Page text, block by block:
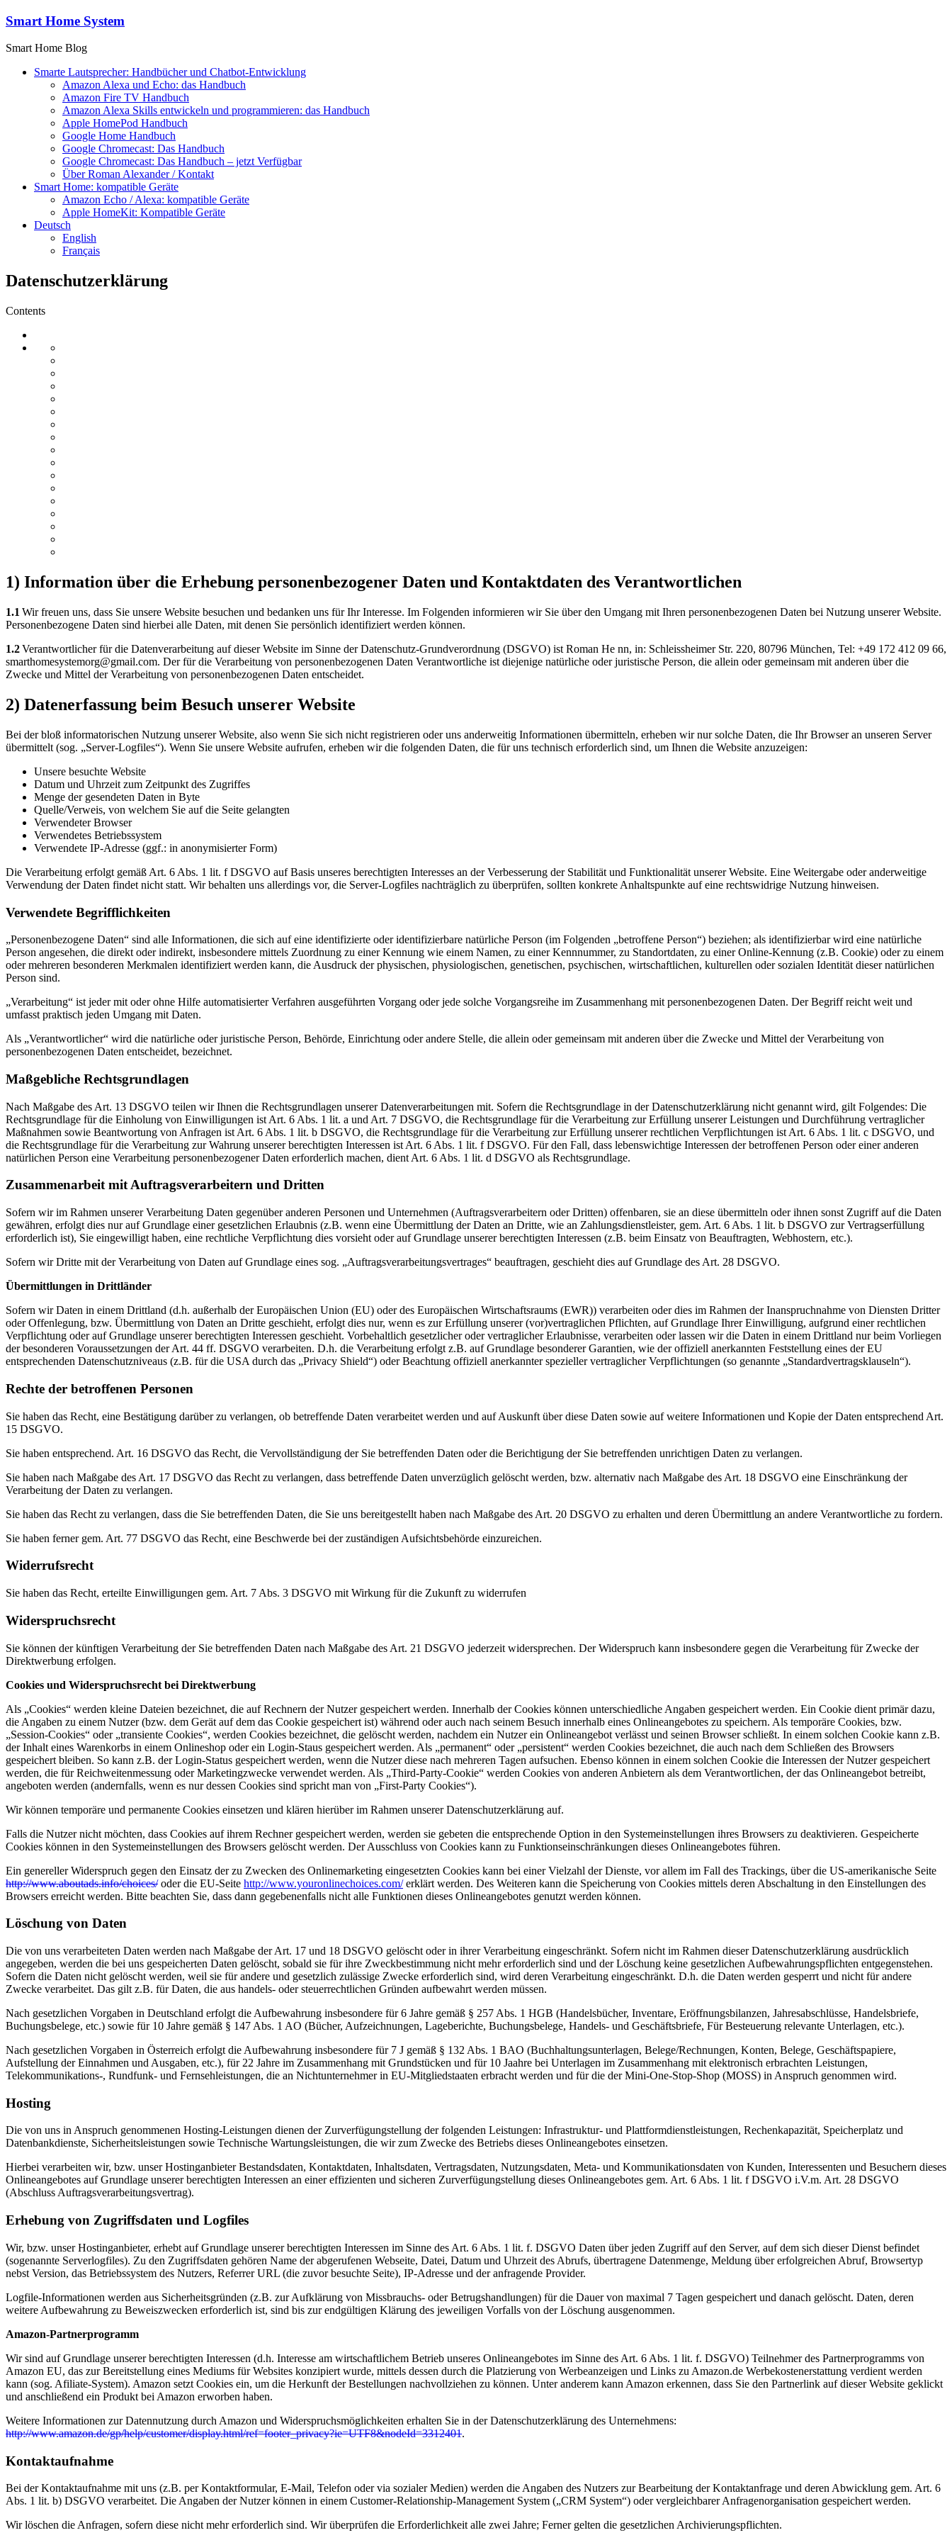
Zum
springen
Smart Home System
Smart Home Blog
Smarte Lautsprecher: Handbücher und Chatbot-Entwicklung
Amazon Alexa und Echo: das Handbuch
Amazon Fire TV Handbuch
Amazon Alexa Skills entwickeln und programmieren: das Handbuch
Apple HomePod Handbuch
Google Home Handbuch
Google Chromecast: Das Handbuch
Google Chromecast: Das Handbuch – jetzt Verfügbar
Über Roman Alexander / Kontakt
Smart Home: kompatible Geräte
Amazon Echo / Alexa: kompatible Geräte
Apple HomeKit: Kompatible Geräte
Deutsch
English
Français
Datenschutzerklärung
Contents
1) Information über die Erhebung personenbezogener Daten und Kontaktdaten des Verantwortlichen
1.1 Wir freuen uns, dass Sie unsere Website besuchen und bedanken uns für Ihr Interesse. Im Folgenden informieren wir Sie über den Umgang mit Ihren personenbezogenen Daten bei Nutzung unserer Website.
Personenbezogene Daten sind hierbei alle Daten, mit denen Sie persönlich identifiziert werden können.
1.2Verantwortlicher für die Datenverarbeitung auf dieser Website im Sinne der Datenschutz-Grundverordnung (DSGVO) ist Roman He nn, in: Schleissheimer Str. 220, 80796 München, Tel: +49 172 412 09 66,
smarthomesystemorg@gmail.com. Der für die Verarbeitung von personenbezogenen Daten Verantwortliche ist diejenige natürliche oder juristische Person, die allein oder gemeinsam mit anderen über die
Zwecke und Mittel der Verarbeitung von personenbezogenen Daten entscheidet.
2) Datenerfassung beim Besuch unserer Website
Bei der bloß informatorischen Nutzung unserer Website, also wenn Sie sich nicht registrieren oder uns anderweitig Informationen übermitteln, erheben wir nur solche Daten, die Ihr Browser an unseren Server
übermittelt (sog. „Server-Logfiles“). Wenn Sie unsere Website aufrufen, erheben wir die folgenden Daten, die für uns technisch erforderlich sind, um Ihnen die Website anzuzeigen:
Unsere besuchte Website
Datum und Uhrzeit zum Zeitpunkt des Zugriffes
Menge der gesendeten Daten in Byte
Quelle/Verweis, von welchem Sie auf die Seite gelangten
Verwendeter Browser
Verwendetes Betriebssystem
Verwendete IP-Adresse (ggf.: in anonymisierter Form)
Die Verarbeitung erfolgt gemäß Art. 6 Abs. 1 lit. f DSGVO auf Basis unseres berechtigten Interesses an der Verbesserung der Stabilität und Funktionalität unserer Website. Eine Weitergabe oder anderweitige
Verwendung der Daten findet nicht statt. Wir behalten uns allerdings vor, die Server-Logfiles nachträglich zu überprüfen, sollten konkrete Anhaltspunkte auf eine rechtswidrige Nutzung hinweisen.
Verwendete Begrifflichkeiten
„Personenbezogene Daten“ sind alle Informationen, die sich auf eine identifizierte oder identifizierbare natürliche Person (im Folgenden „betroffene Person“) beziehen; als identifizierbar wird eine natürliche
Person angesehen, die direkt oder indirekt, insbesondere mittels Zuordnung zu einer Kennung wie einem Namen, zu einer Kennnummer, zu Standortdaten, zu einer Online-Kennung (z.B. Cookie) oder zu einem
oder mehreren besonderen Merkmalen identifiziert werden kann, die Ausdruck der physischen, physiologischen, genetischen, psychischen, wirtschaftlichen, kulturellen oder sozialen Identität dieser natürlichen
Person sind.
„Verarbeitung“ ist jeder mit oder ohne Hilfe automatisierter Verfahren ausgeführten Vorgang oder jede solche Vorgangsreihe im Zusammenhang mit personenbezogenen Daten. Der Begriff reicht weit und
umfasst praktisch jeden Umgang mit Daten.
Als „Verantwortlicher“ wird die natürliche oder juristische Person, Behörde, Einrichtung oder andere Stelle, die allein oder gemeinsam mit anderen über die Zwecke und Mittel der Verarbeitung von
personenbezogenen Daten entscheidet, bezeichnet.
Maßgebliche Rechtsgrundlagen
Nach Maßgabe des Art. 13 DSGVO teilen wir Ihnen die Rechtsgrundlagen unserer Datenverarbeitungen mit. Sofern die Rechtsgrundlage in der Datenschutzerklärung nicht genannt wird, gilt Folgendes: Die
Rechtsgrundlage für die Einholung von Einwilligungen ist Art. 6 Abs. 1 lit. a und Art. 7 DSGVO, die Rechtsgrundlage für die Verarbeitung zur Erfüllung unserer Leistungen und Durchführung vertraglicher
Maßnahmen sowie Beantwortung von Anfragen ist Art. 6 Abs. 1 lit. b DSGVO, die Rechtsgrundlage für die Verarbeitung zur Erfüllung unserer rechtlichen Verpflichtungen ist Art. 6 Abs. 1 lit. c DSGVO, und
die Rechtsgrundlage für die Verarbeitung zur Wahrung unserer berechtigten Interessen ist Art. 6 Abs. 1 lit. f DSGVO. Für den Fall, dass lebenswichtige Interessen der betroffenen Person oder einer anderen
natürlichen Person eine Verarbeitung personenbezogener Daten erforderlich machen, dient Art. 6 Abs. 1 lit. d DSGVO als Rechtsgrundlage.
Zusammenarbeit mit Auftragsverarbeitern und Dritten
Sofern wir im Rahmen unserer Verarbeitung Daten gegenüber anderen Personen und Unternehmen (Auftragsverarbeitern oder Dritten) offenbaren, sie an diese übermitteln oder ihnen sonst Zugriff auf die Daten
gewähren, erfolgt dies nur auf Grundlage einer gesetzlichen Erlaubnis (z.B. wenn eine Übermittlung der Daten an Dritte, wie an Zahlungsdienstleister, gem. Art. 6 Abs. 1 lit. b DSGVO zur Vertragserfüllung
erforderlich ist), Sie eingewilligt haben, eine rechtliche Verpflichtung dies vorsieht oder auf Grundlage unserer berechtigten Interessen (z.B. beim Einsatz von Beauftragten, Webhostern, etc.).
Sofern wir Dritte mit der Verarbeitung von Daten auf Grundlage eines sog. „Auftragsverarbeitungsvertrages“ beauftragen, geschieht dies auf Grundlage des Art. 28 DSGVO.
Übermittlungen in Drittländer
Sofern wir Daten in einem Drittland (d.h. außerhalb der Europäischen Union (EU) oder des Europäischen Wirtschaftsraums (EWR)) verarbeiten oder dies im Rahmen der Inanspruchnahme von Diensten Dritter
oder Offenlegung, bzw. Übermittlung von Daten an Dritte geschieht, erfolgt dies nur, wenn es zur Erfüllung unserer (vor)vertraglichen Pflichten, auf Grundlage Ihrer Einwilligung, aufgrund einer rechtlichen
Verpflichtung oder auf Grundlage unserer berechtigten Interessen geschieht. Vorbehaltlich gesetzlicher oder vertraglicher Erlaubnisse, verarbeiten oder lassen wir die Daten in einem Drittland nur beim Vorliegen
der besonderen Voraussetzungen der Art. 44 ff. DSGVO verarbeiten. D.h. die Verarbeitung erfolgt z.B. auf Grundlage besonderer Garantien, wie der offiziell anerkannten Feststellung eines der EU
entsprechenden Datenschutzniveaus (z.B. für die USA durch das „Privacy Shield“) oder Beachtung offiziell anerkannter spezieller vertraglicher Verpflichtungen (so genannte „Standardvertragsklauseln“).
Rechte der betroffenen Personen
Sie haben das Recht, eine Bestätigung darüber zu verlangen, ob betreffende Daten verarbeitet werden und auf Auskunft über diese Daten sowie auf weitere Informationen und Kopie der Daten entsprechend Art.
15 DSGVO.
Sie haben entsprechend. Art. 16 DSGVO das Recht, die Vervollständigung der Sie betreffenden Daten oder die Berichtigung der Sie betreffenden unrichtigen Daten zu verlangen.
Sie haben nach Maßgabe des Art. 17 DSGVO das Recht zu verlangen, dass betreffende Daten unverzüglich gelöscht werden, bzw. alternativ nach Maßgabe des Art. 18 DSGVO eine Einschränkung der
Verarbeitung der Daten zu verlangen.
Sie haben das Recht zu verlangen, dass die Sie betreffenden Daten, die Sie uns bereitgestellt haben nach Maßgabe des Art. 20 DSGVO zu erhalten und deren Übermittlung an andere Verantwortliche zu fordern.
Sie haben ferner gem. Art. 77 DSGVO das Recht, eine Beschwerde bei der zuständigen Aufsichtsbehörde einzureichen.
Widerrufsrecht
Sie haben das Recht, erteilte Einwilligungen gem. Art. 7 Abs. 3 DSGVO mit Wirkung für die Zukunft zu widerrufen
Widerspruchsrecht
Sie können der künftigen Verarbeitung der Sie betreffenden Daten nach Maßgabe des Art. 21 DSGVO jederzeit widersprechen. Der Widerspruch kann insbesondere gegen die Verarbeitung für Zwecke der
Direktwerbung erfolgen.
Cookies und Widerspruchsrecht bei Direktwerbung
Als „Cookies“ werden kleine Dateien bezeichnet, die auf Rechnern der Nutzer gespeichert werden. Innerhalb der Cookies können unterschiedliche Angaben gespeichert werden. Ein Cookie dient primär dazu,
die Angaben zu einem Nutzer (bzw. dem Gerät auf dem das Cookie gespeichert ist) während oder auch nach seinem Besuch innerhalb eines Onlineangebotes zu speichern. Als temporäre Cookies, bzw.
„Session-Cookies“ oder „transiente Cookies“, werden Cookies bezeichnet, die gelöscht werden, nachdem ein Nutzer ein Onlineangebot verlässt und seinen Browser schließt. In einem solchen Cookie kann z.B.
der Inhalt eines Warenkorbs in einem Onlineshop oder ein Login-Staus gespeichert werden. Als „permanent“ oder „persistent“ werden Cookies bezeichnet, die auch nach dem Schließen des Browsers
gespeichert bleiben. So kann z.B. der Login-Status gespeichert werden, wenn die Nutzer diese nach mehreren Tagen aufsuchen. Ebenso können in einem solchen Cookie die Interessen der Nutzer gespeichert
werden, die für Reichweitenmessung oder Marketingzwecke verwendet werden. Als „Third-Party-Cookie“ werden Cookies von anderen Anbietern als dem Verantwortlichen, der das Onlineangebot betreibt,
angeboten werden (andernfalls, wenn es nur dessen Cookies sind spricht man von „First-Party Cookies“).
Wir können temporäre und permanente Cookies einsetzen und klären hierüber im Rahmen unserer Datenschutzerklärung auf.
Falls die Nutzer nicht möchten, dass Cookies auf ihrem Rechner gespeichert werden, werden sie gebeten die entsprechende Option in den Systemeinstellungen ihres Browsers zu deaktivieren. Gespeicherte
Cookies können in den Systemeinstellungen des Browsers gelöscht werden. Der Ausschluss von Cookies kann zu Funktionseinschränkungen dieses Onlineangebotes führen.
Ein genereller Widerspruch gegen den Einsatz der zu Zwecken des Onlinemarketing eingesetzten Cookies kann bei einer Vielzahl der Dienste, vor allem im Fall des Trackings, über die US-amerikanische Seite
http://www.aboutads.info/choices/oder die EU-Seite http://www.youronlinechoices.com/erklärt werden. Des Weiteren kann die Speicherung von Cookies mittels deren Abschaltung in den Einstellungen des
Browsers erreicht werden. Bitte beachten Sie, dass dann gegebenenfalls nicht alle Funktionen dieses Onlineangebotes genutzt werden können.
Löschung von Daten
Die von uns verarbeiteten Daten werden nach Maßgabe der Art. 17 und 18 DSGVO gelöscht oder in ihrer Verarbeitung eingeschränkt. Sofern nicht im Rahmen dieser Datenschutzerklärung ausdrücklich
angegeben, werden die bei uns gespeicherten Daten gelöscht, sobald sie für ihre Zweckbestimmung nicht mehr erforderlich sind und der Löschung keine gesetzlichen Aufbewahrungspflichten entgegenstehen.
Sofern die Daten nicht gelöscht werden, weil sie für andere und gesetzlich zulässige Zwecke erforderlich sind, wird deren Verarbeitung eingeschränkt. D.h. die Daten werden gesperrt und nicht für andere
Zwecke verarbeitet. Das gilt z.B. für Daten, die aus handels- oder steuerrechtlichen Gründen aufbewahrt werden müssen.
Nach gesetzlichen Vorgaben in Deutschland erfolgt die Aufbewahrung insbesondere für 6 Jahre gemäß § 257 Abs. 1 HGB (Handelsbücher, Inventare, Eröffnungsbilanzen, Jahresabschlüsse, Handelsbriefe,
Buchungsbelege, etc.) sowie für 10 Jahre gemäß § 147 Abs. 1 AO (Bücher, Aufzeichnungen, Lageberichte, Buchungsbelege, Handels- und Geschäftsbriefe, Für Besteuerung relevante Unterlagen, etc.).
Nach gesetzlichen Vorgaben in Österreich erfolgt die Aufbewahrung insbesondere für 7 J gemäß § 132 Abs. 1 BAO (Buchhaltungsunterlagen, Belege/Rechnungen, Konten, Belege, Geschäftspapiere,
Aufstellung der Einnahmen und Ausgaben, etc.), für 22 Jahre im Zusammenhang mit Grundstücken und für 10 Jaahre bei Unterlagen im Zusammenhang mit elektronisch erbrachten Leistungen,
Telekommunikations-, Rundfunk- und Fernsehleistungen, die an Nichtunternehmer in EU-Mitgliedstaaten erbracht werden und für die der Mini-One-Stop-Shop (MOSS) in Anspruch genommen wird.
Hosting
Die von uns in Anspruch genommenen Hosting-Leistungen dienen der Zurverfügungstellung der folgenden Leistungen: Infrastruktur- und Plattformdienstleistungen, Rechenkapazität, Speicherplatz und
Datenbankdienste, Sicherheitsleistungen sowie Technische Wartungsleistungen, die wir zum Zwecke des Betriebs dieses Onlineangebotes einsetzen.
Hierbei verarbeiten wir, bzw. unser Hostinganbieter Bestandsdaten, Kontaktdaten, Inhaltsdaten, Vertragsdaten, Nutzungsdaten, Meta- und Kommunikationsdaten von Kunden, Interessenten und Besuchern dieses
Onlineangebotes auf Grundlage unserer berechtigten Interessen an einer effizienten und sicheren Zurverfügungstellung dieses Onlineangebotes gem. Art. 6 Abs. 1 lit. f DSGVO i.V.m. Art. 28 DSGVO
(Abschluss Auftragsverarbeitungsvertrag).
Erhebung von Zugriffsdaten und Logfiles
Wir, bzw. unser Hostinganbieter, erhebt auf Grundlage unserer berechtigten Interessen im Sinne des Art. 6 Abs. 1 lit. f. DSGVO Daten über jeden Zugriff auf den Server, auf dem sich dieser Dienst befindet
(sogenannte Serverlogfiles). Zu den Zugriffsdaten gehören Name der abgerufenen Webseite, Datei, Datum und Uhrzeit des Abrufs, übertragene Datenmenge, Meldung über erfolgreichen Abruf, Browsertyp
nebst Version, das Betriebssystem des Nutzers, Referrer URL (die zuvor besuchte Seite), IP-Adresse und der anfragende Provider.
Logfile-Informationen werden aus Sicherheitsgründen (z.B. zur Aufklärung von Missbrauchs- oder Betrugshandlungen) für die Dauer von maximal 7 Tagen gespeichert und danach gelöscht. Daten, deren
weitere Aufbewahrung zu Beweiszwecken erforderlich ist, sind bis zur endgültigen Klärung des jeweiligen Vorfalls von der Löschung ausgenommen.
Amazon-Partnerprogramm
Wir sind auf Grundlage unserer berechtigten Interessen (d.h. Interesse am wirtschaftlichem Betrieb unseres Onlineangebotes im Sinne des Art. 6 Abs. 1 lit. f. DSGVO) Teilnehmer des Partnerprogramms von
Amazon EU, das zur Bereitstellung eines Mediums für Websites konzipiert wurde, mittels dessen durch die Platzierung von Werbeanzeigen und Links zu Amazon.de Werbekostenerstattung verdient werden
kann (sog. Afiliate-System). Amazon setzt Cookies ein, um die Herkunft der Bestellungen nachvollziehen zu können. Unter anderem kann Amazon erkennen, dass Sie den Partnerlink auf dieser Website geklickt
und anschließend ein Produkt bei Amazon erworben haben.
Weitere Informationen zur Datennutzung durch Amazon und Widerspruchsmöglichkeiten erhalten Sie in der Datenschutzerklärung des Unternehmens:
http://www.amazon.de/gp/help/customer/display.html/ref=footer_privacy?ie=UTF8&nodeId=3312401.
Kontaktaufnahme
Bei der Kontaktaufnahme mit uns (z.B. per Kontaktformular, E-Mail, Telefon oder via sozialer Medien) werden die Angaben des Nutzers zur Bearbeitung der Kontaktanfrage und deren Abwicklung gem. Art. 6
Abs. 1 lit. b) DSGVO verarbeitet. Die Angaben der Nutzer können in einem Customer-Relationship-Management System („CRM System“) oder vergleichbarer Anfragenorganisation gespeichert werden.
Wir löschen die Anfragen, sofern diese nicht mehr erforderlich sind. Wir überprüfen die Erforderlichkeit alle zwei Jahre; Ferner gelten die gesetzlichen Archivierungspflichten.